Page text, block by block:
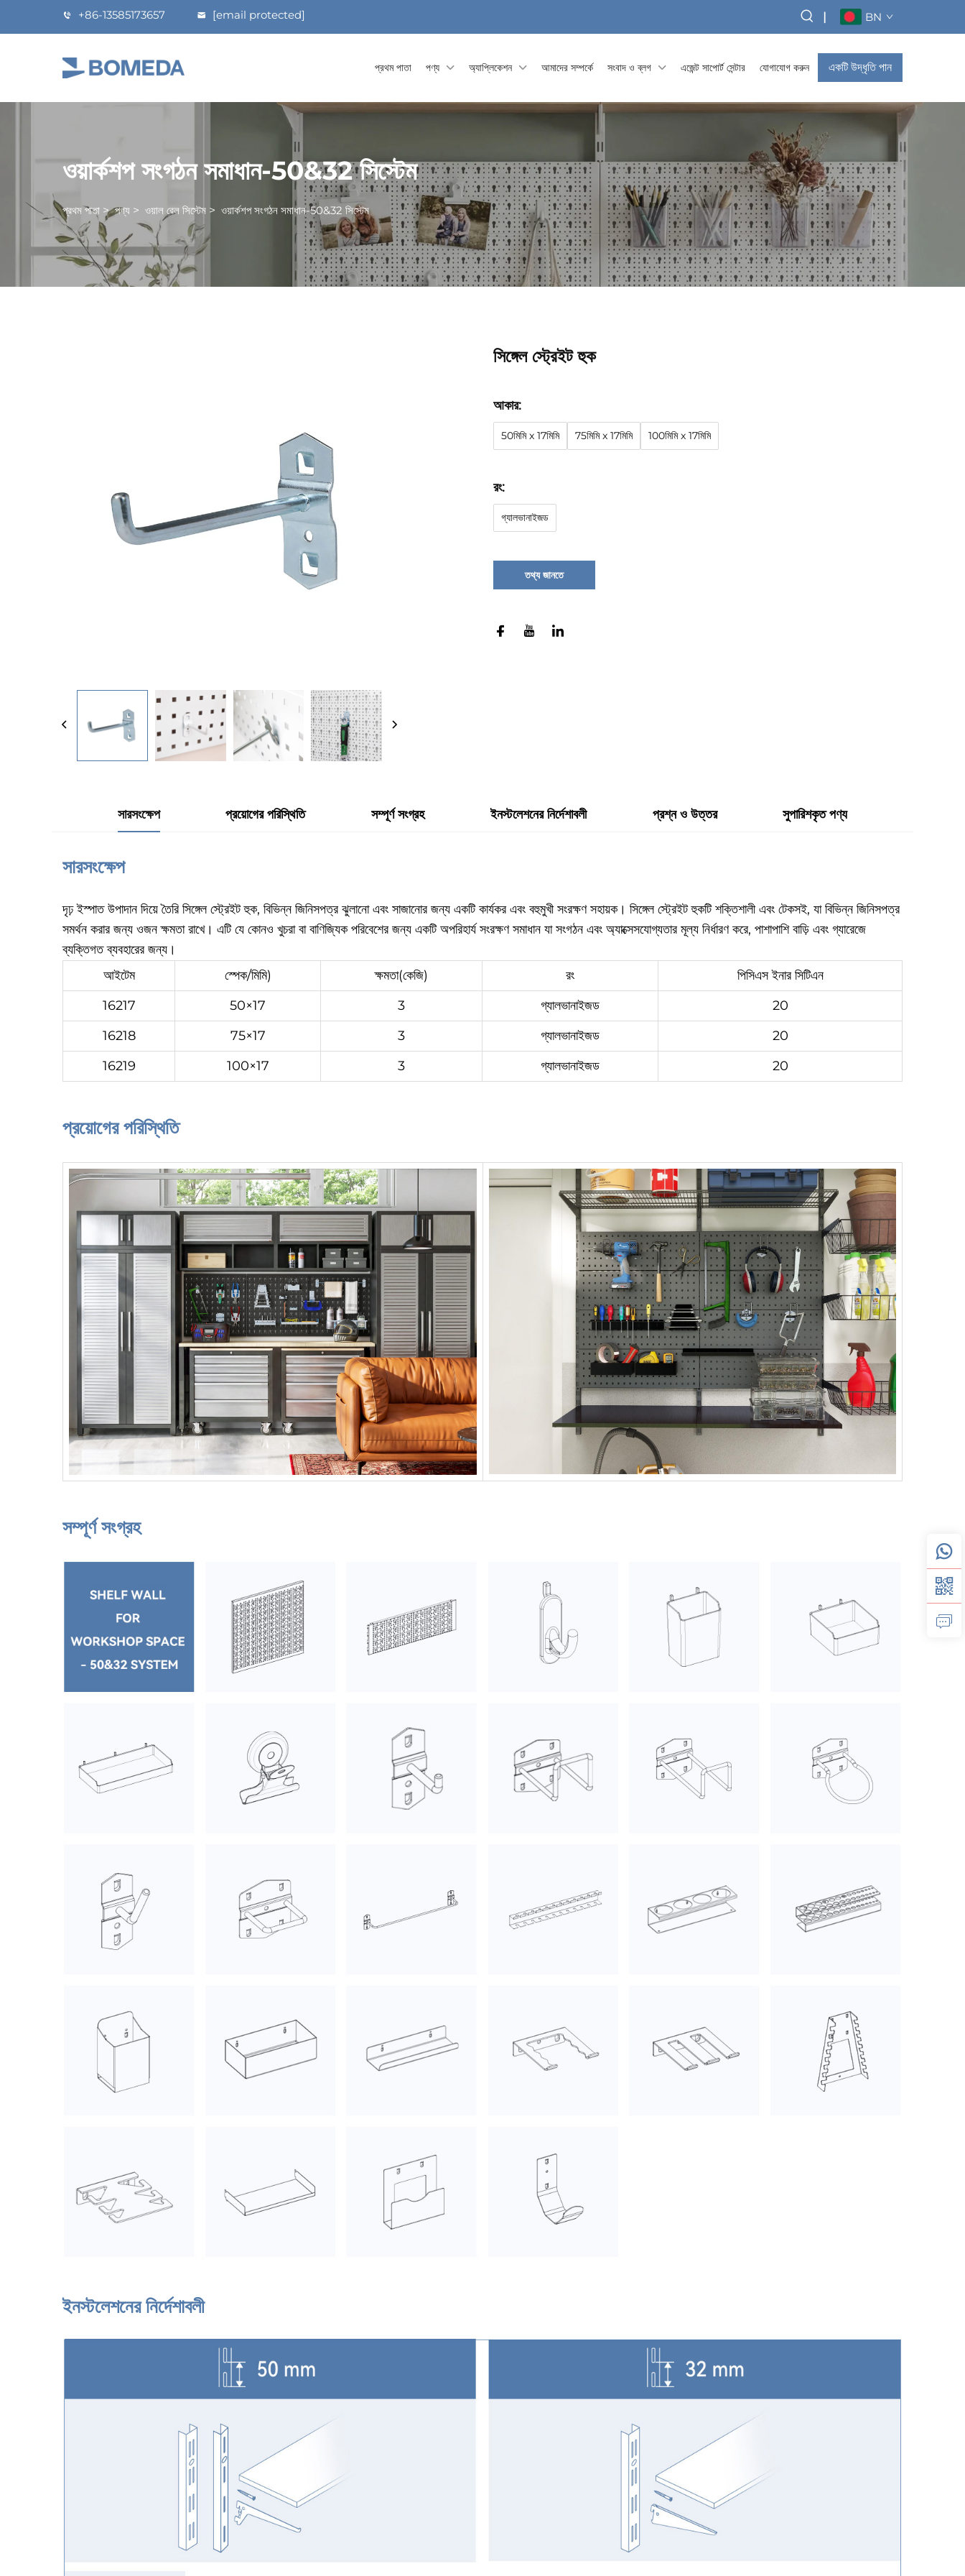
+86-13585173657 [email protected] | BN
প্রথম পাতা পণ্য অ্যাপ্লিকেশন আমাদের সম্পর্কে সংবাদ ও ব্লগ এজেন্ট সাপোর্ট সেন্টার যোগাযোগ করুন একটি উদ্ধৃতি পান
ওয়ার্কশপ সংগঠন সমাধান-50&32 সিস্টেম
প্রথম পাতা >পণ্য > ওয়াল রেল সিস্টেম > ওয়ার্কশপ সংগঠন সমাধান-50&32 সিস্টেম
সিঙ্গেল স্ট্রেইট হুক
আকার:
50মিমি x 17মিমি 75মিমি x 17মিমি 100মিমি x 17মিমি
রং:
গ্যালভানাইজড
তথ্য জানতে
সারসংক্ষেপ প্রয়োগের পরিস্থিতি সম্পূর্ণ সংগ্রহ ইনস্টলেশনের নির্দেশাবলী প্রশ্ন ও উত্তর সুপারিশকৃত পণ্য
সারসংক্ষেপ
দৃঢ় ইস্পাত উপাদান দিয়ে তৈরি সিঙ্গেল স্ট্রেইট হুক, বিভিন্ন জিনিসপত্র ঝুলানো এবং সাজানোর জন্য একটি কার্যকর এবং বহুমুখী সংরক্ষণ সহায়ক। সিঙ্গেল স্ট্রেইট হুকটি শক্তিশালী এবং টেকসই, যা বিভিন্ন জিনিসপত্র
সমর্থন করার জন্য ওজন ক্ষমতা রাখে। এটি যে কোনও খুচরা বা বাণিজ্যিক পরিবেশের জন্য একটি অপরিহার্য সংরক্ষণ সমাধান যা সংগঠন এবং অ্যাক্সেসযোগ্যতার মূল্য নির্ধারণ করে, পাশাপাশি বাড়ি এবং গ্যারেজে
ব্যক্তিগত ব্যবহারের জন্য।
আইটেম
স্পেক/মিমি) ক্ষমতা(কেজি) রং
পিসিএস ইনার সিটিএন
16217
50×17 3 গ্যালভানাইজড
20
16218
75×17 3 গ্যালভানাইজড
20
16219
100×17 3 গ্যালভানাইজড 20
প্রয়োগের পরিস্থিতি
সম্পূর্ণ সংগ্রহ
ইনস্টলেশনের নির্দেশাবলী